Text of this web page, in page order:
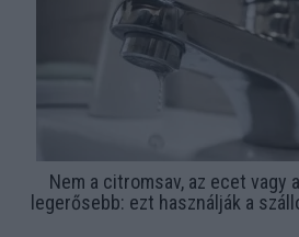
Nem a citromsav, az ecet vagy
legerősebb: ezt használják a